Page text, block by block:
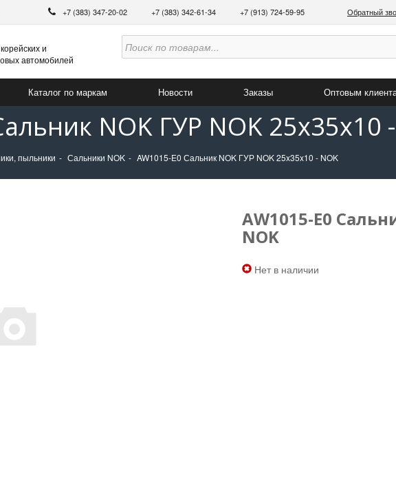
+7 (383) 347-20-02 +7 (383) 342-61-34 +7 (913) 724-59-95 Обратный
и
автомобилей
Каталог по маркам Новости Заказы Оптовым
NOK ГУР NOK 25x35x10
пыльники Сальники NOK AW1015-E0 Сальник NOK ГУР NOK 25x35x10 - NOK
AW1015-E0
NOK
Нет в наличии